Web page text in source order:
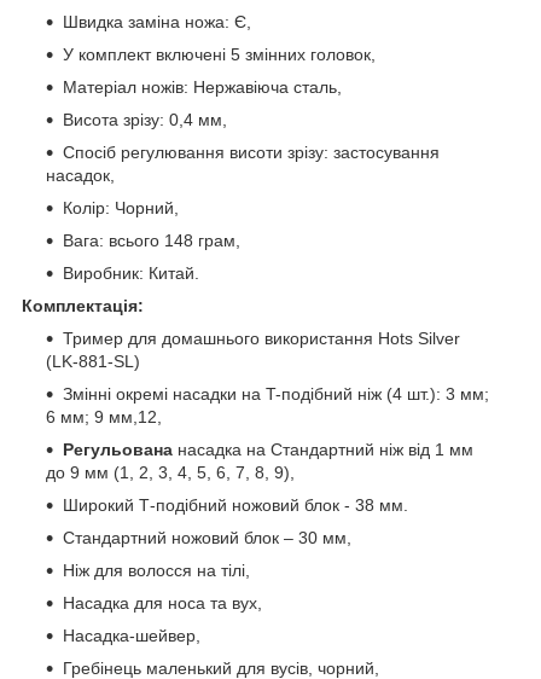
Швидка заміна ножа: Є,
У комплект включені 5 змінних головок,
Матеріал ножів: Нержавіюча сталь,
Висота зрізу: 0,4 мм,
Спосіб регулювання висоти зрізу: застосування
насадок,
Колір: Чорний,
Вага: всього 148 грам,
Виробник: Китай.
Комплектація:
Тример для домашнього використання Hots Silver
(LK-881-SL)
Змінні окремі насадки на T-подібний ніж (4 шт.): 3 мм;
6 мм; 9 мм,12,
Регульована насадка на Стандартний ніж від 1 мм
до 9 мм (1, 2, 3, 4, 5, 6, 7, 8, 9),
Широкий Т-подібний ножовий блок - 38 мм.
Стандартний ножовий блок – 30 мм,
Ніж для волосся на тілі,
Насадка для носа та вух,
Насадка-шейвер,
Гребінець маленький для вусів, чорний,